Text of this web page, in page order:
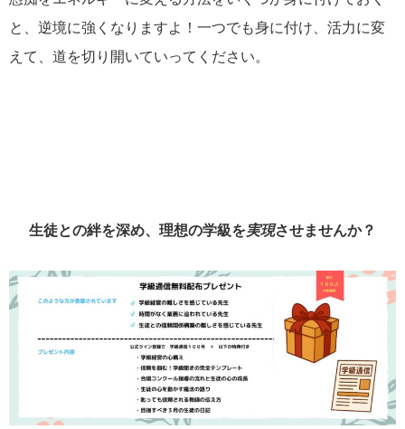
と、逆境に強くなりますよ！一つでも身に付け、活力に変
えて、道を切り開いていってください。
生徒との絆を深め、理想の学級を実現させませんか？